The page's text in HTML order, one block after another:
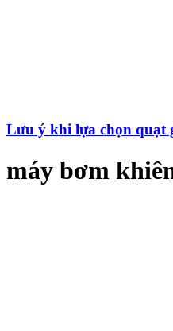
Lưu ý khi lựa chọn quạt
máy bơm